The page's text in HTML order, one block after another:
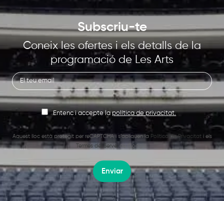
Subscriu-te
Coneix les ofertes i els detalls de la
programació de Les Arts
Entenc i accepte lapolítica de privacitat.
Aquest lloc està protegit per reCAPTCHA i s’apliquen la Política de Privacitati els
Termes del Servei
de Google.
Enviar